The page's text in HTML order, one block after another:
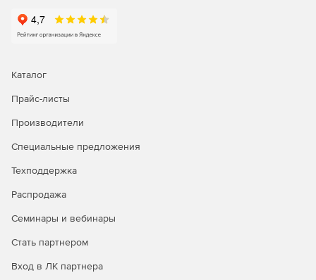
Оптимизация расходов за счет отключения
неэффективных рекламных кампаний.
Каталог
Прайс-листы
Производители
Специальные предложения
Техподдержка
Распродажа
Семинары и вебинары
Стать партнером
Вход в ЛК партнера